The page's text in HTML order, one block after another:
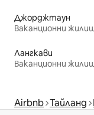
Джорджтаун
Лангкави
Airbnb Тайланд